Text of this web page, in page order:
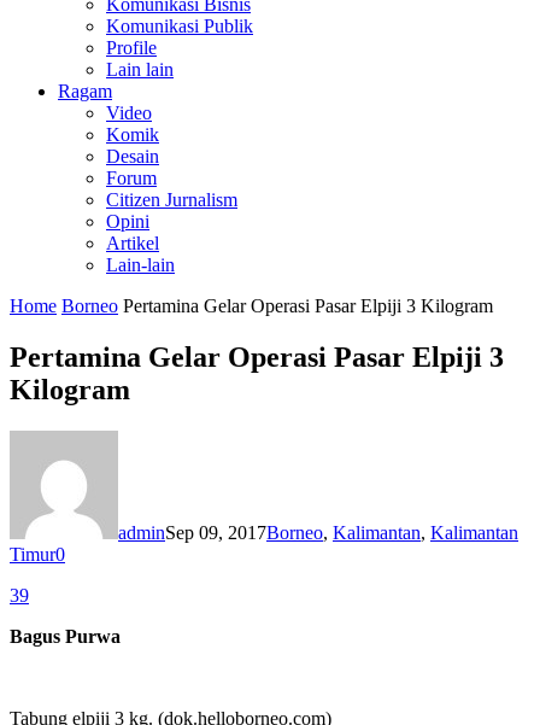
Komunikasi Bisnis
Komunikasi Publik
Profile
Lain lain
Ragam
Video
Komik
Desain
Forum
Citizen Jurnalism
Opini
Artikel
Lain-lain
Home Borneo Pertamina Gelar Operasi Pasar Elpiji 3 Kilogram
Pertamina Gelar Operasi Pasar Elpiji 3
Kilogram
adminSep 09, 2017Borneo, Kalimantan, Kalimantan
Timur0
39
Bagus Purwa
Tabung elpiji 3 kg. (dok.helloborneo.com)